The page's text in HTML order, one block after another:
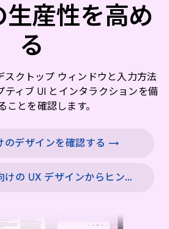
生産性を高め
る
スクトップ ウィンドウと入力方法
ティブ UI とインタラクションを備
ことを確認します。
のデザインを確認する →
さまざまな画面向けの UX デザインからヒントを得る →